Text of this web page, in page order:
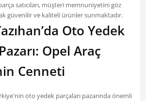
satıcıları, müşteri memnuniyetini göz
güvenilir ve kaliteli ürünler sunmaktadır.
Oto Yedek
Opel Araç
Cenneti
oto yedek parçaları pazarında önemli